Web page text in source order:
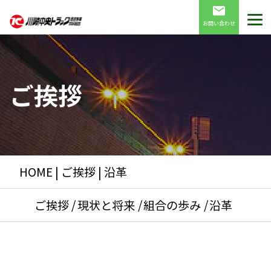
お問い合わせ
ご挨拶
HOME | ご挨拶 | 沿革
ご挨拶 現状と将来 組合の歩み 沿革